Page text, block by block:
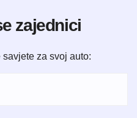
zajednici
za svoj auto: